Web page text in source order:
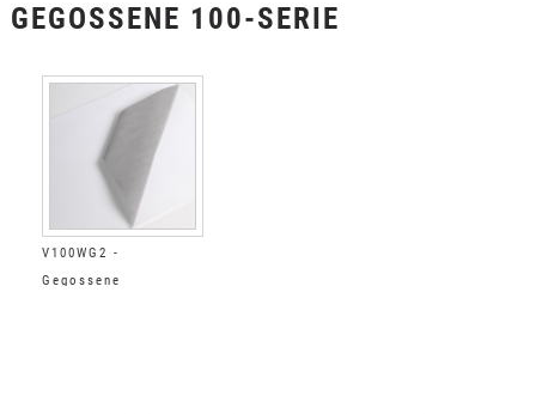
GEGOSSENE 100-SERIE
V100WG2 -
Gegossene